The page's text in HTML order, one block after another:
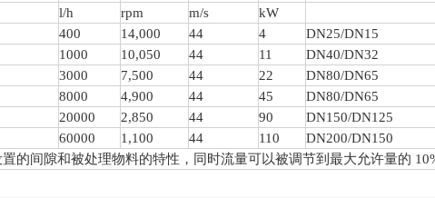
l/h rpm m/s
kW
400 14,000 44 4
DN25/DN15
1000 10,050 44 11
DN40/DN32
3000 7,500 44 22
DN80/DN65
8000 4,900 44 45
DN80/DN65
20000 2,850 44 90
DN150/DN125
60000 1,100 44 110
DN200/DN150
的间隙和被处理物料的特性，同时流量可以被调节到最大允许量的